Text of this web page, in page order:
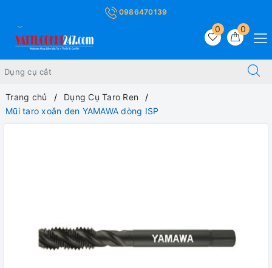
0986470139
0
0
Trang chủ
Dụng Cụ Taro Ren
Mũi taro xoắn đen YAMAWA dòng ISP